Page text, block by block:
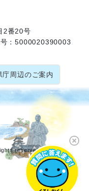
2番20号
：5000020390003
庁周辺のご案内
reserved.